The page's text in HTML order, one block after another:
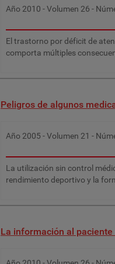
Año 2010 - Volumen 26 -
El trastorno por déficit de
comporta múltiples
Peligros de algunos
Año 2005 - Volumen 21 -
La utilización sin control
rendimiento deportivo y la
La información al